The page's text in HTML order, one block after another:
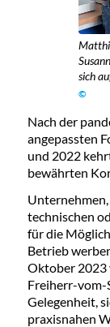
sich
©
Nach der
angepassten
und 2022
bewährten
technischen
für die
Betrieb
Oktober 2023
Freiherr-vom-
Gelegenheit,
praxisnahen